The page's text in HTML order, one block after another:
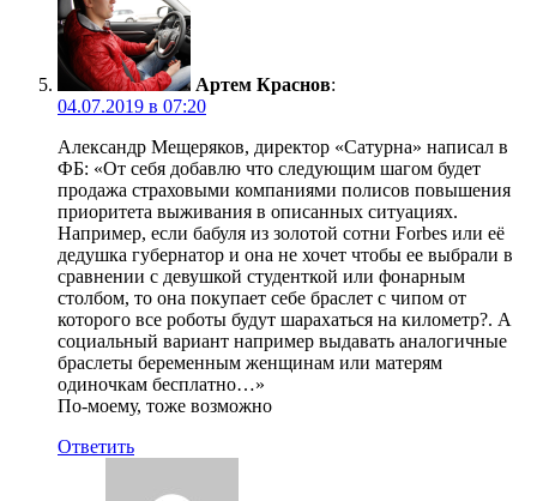
Артем Краснов:
04.07.2019 в 07:20
Александр Мещеряков, директор «Сатурна» написал в
ФБ: «От себя добавлю что следующим шагом будет
продажа страховыми компаниями полисов повышения
приоритета выживания в описанных ситуациях.
Например, если бабуля из золотой сотни Forbes или её
дедушка губернатор и она не хочет чтобы ее выбрали в
сравнении с девушкой студенткой или фонарным
столбом, то она покупает себе браслет с чипом от
которого все роботы будут шарахаться на километр?. А
социальный вариант например выдавать аналогичные
браслеты беременным женщинам или матерям
одиночкам бесплатно…»
По-моему, тоже возможно
Ответить